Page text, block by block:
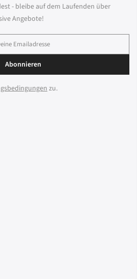
- bleibe auf dem Laufenden über
Angebote!
Abonnieren
zu.